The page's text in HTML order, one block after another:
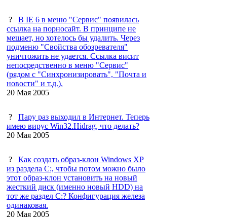
?
В IE 6 в меню "Сервис" появилась
ссылка на порносайт. В принципе не
мешает, но хотелось бы удалить. Через
подменю "Свойства обозревателя"
уничтожить не удается. Ссылка висит
непосредственно в меню "Сервис"
(рядом с "Синхронизировать", "Почта и
новости" и т.д.).
20 Мая 2005
?
Пару раз выходил в Интернет. Теперь
имею вирус Win32.Hidrag, что делать?
20 Мая 2005
?
Как создать образ-клон Windows XP
из раздела C:, чтобы потом можно было
этот образ-клон установить на новый
жесткий диск (именно новый HDD) на
тот же раздел С:? Конфигурация железа
одинаковая.
20 Мая 2005